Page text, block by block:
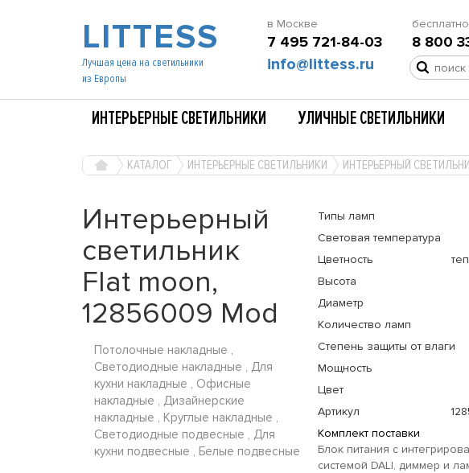
LITTESS
Лучшая цена на светильники
из Европы
в Москве
7 495 721-84-03 8 800
info@littess.ru
ИНТЕРЬЕРНЫЕ СВЕТИЛЬНИКИ УЛИЧНЫЕ СВЕТИЛЬНИКИ
КАТАЛОГ ИНТЕРЬЕРНЫЕ СВЕТИЛЬНИКИ ИНТЕРЬЕРНЫЙ
Интерьерный
светильник
Flat moon,
12856009 Mod
Потолочные накладные ,
Светодиодные накладные , Для
кухни накладные , Офисные
накладные , Дизайнерские
накладные , Круглые накладные ,
Светодиодные подвесные , Для
кухни подвесные , Белые подвесные
Типы ламп
Световая температура
Цветность
Высота
Диаметр
Количество ламп
Степень защиты от влаги
Мощность
Цвет
Артикул
Комплект поставки
Блок питания с
системой DALI, диммер и